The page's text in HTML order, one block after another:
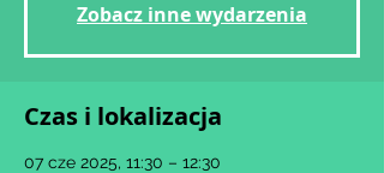
Zobacz inne wydarzenia
Czas i lokalizacja
07 cze 2025, 11:30 – 12:30